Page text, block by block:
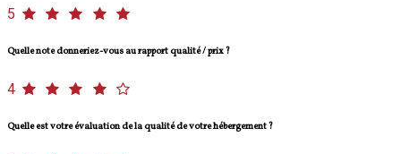
5
Quelle note donneriez-vous au rapport qualité / prix ?
4
Quelle est votre évaluation de la qualité de votre hébergement ?